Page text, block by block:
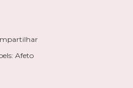
Afeto